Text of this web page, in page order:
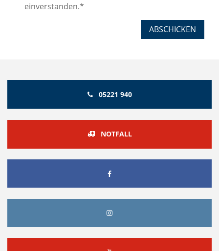
einverstanden.*
05221 940
NOTFALL
FACEBOOK
INSTAGRAM